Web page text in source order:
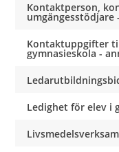
Kontaktperson,
umgängesstödjare
Kontaktuppgifter
gymnasieskola -
Ledighet för elev i